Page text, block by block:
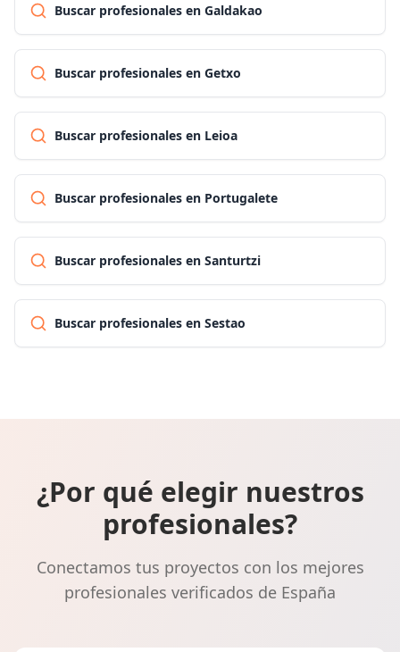
Buscar profesionales en Galdakao
Buscar profesionales en Getxo
Buscar profesionales en Leioa
Buscar profesionales en Portugalete
Buscar profesionales en Santurtzi
Buscar profesionales en Sestao
¿Por qué elegir nuestros
profesionales?
Conectamos tus proyectos con los mejores
profesionales verificados de España